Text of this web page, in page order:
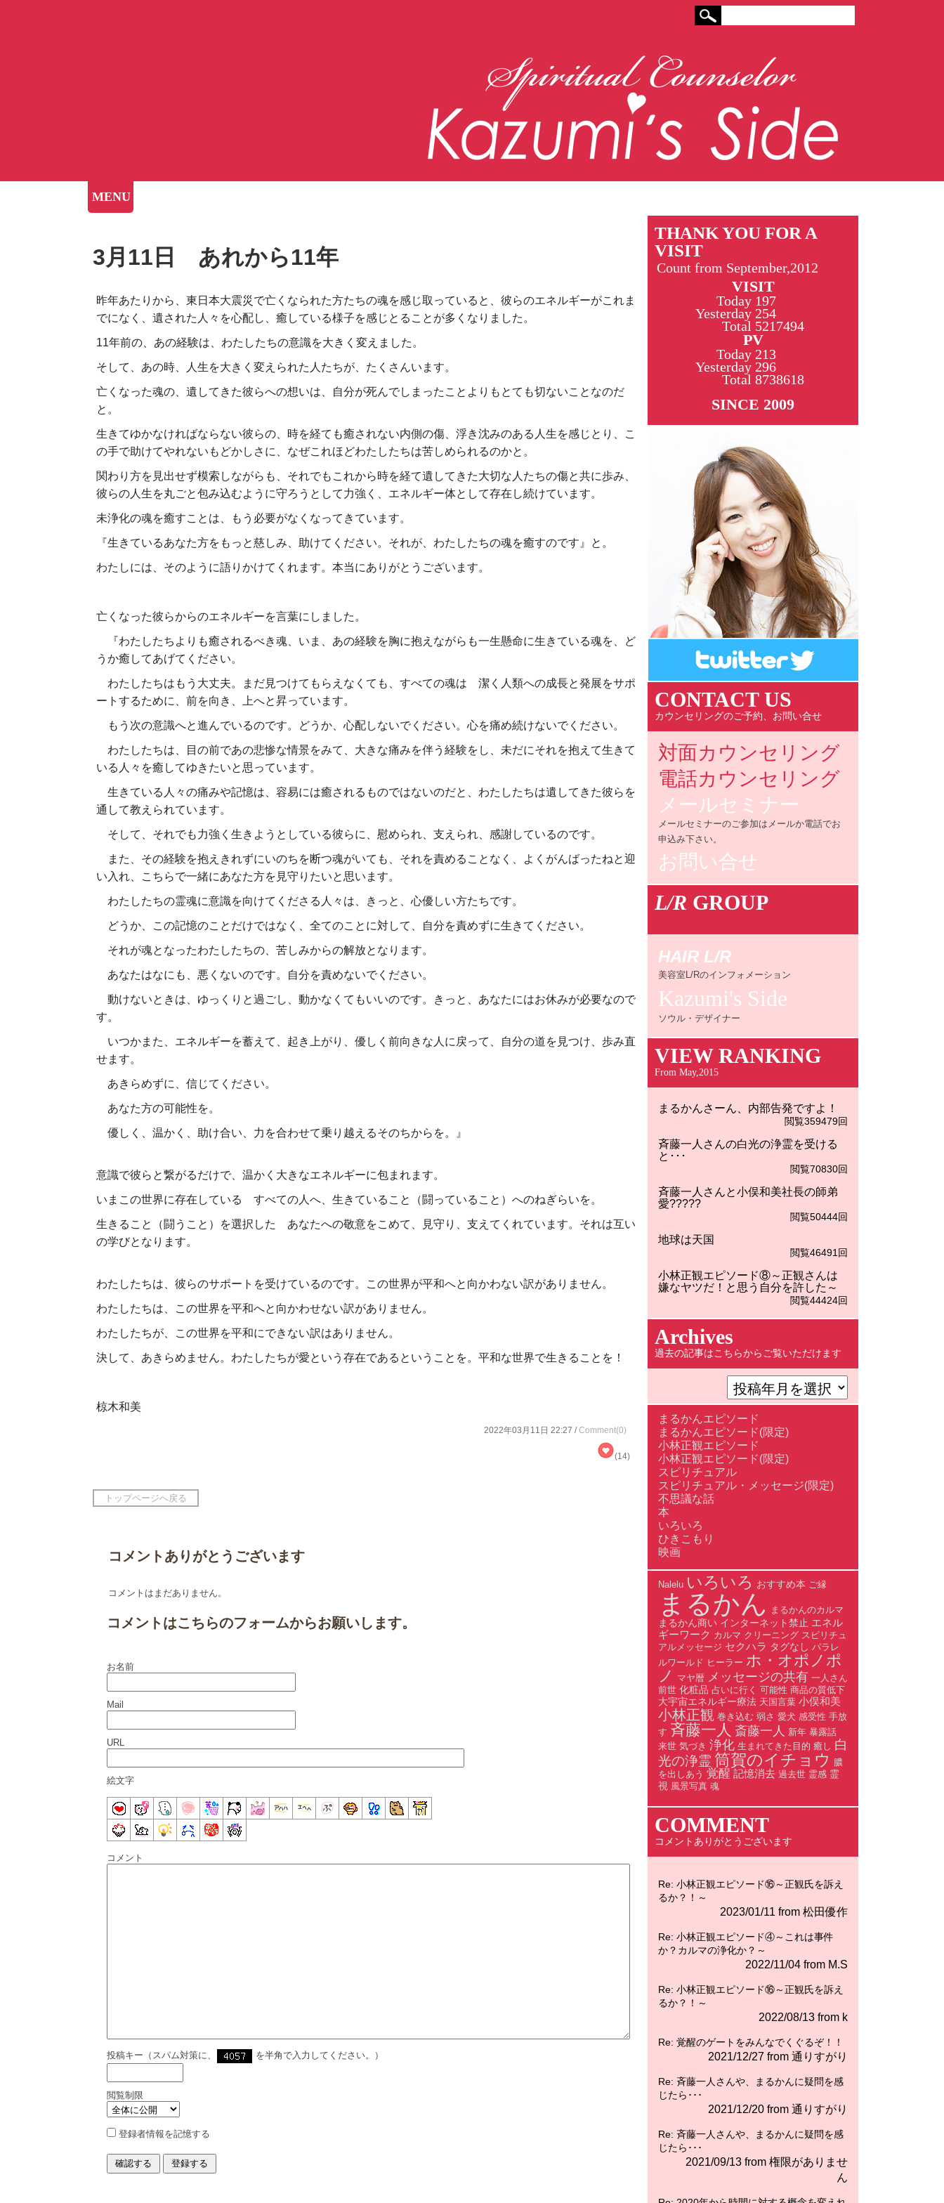
MENU
3月11日 あれから11年
昨年あたりから、東日本大震災で亡くなられた方たちの魂を感じ取っていると、彼らのエネルギーがこれま
でになく、遺された人々を心配し、癒している様子を感じとることが多くなりました。
11年前の、あの経験は、わたしたちの意識を大きく変えました。
そして、あの時、人生を大きく変えられた人たちが、たくさんいます。
亡くなった魂の、遺してきた彼らへの想いは、自分が死んでしまったことよりもとても切ないことなのだ
と。
生きてゆかなければならない彼らの、時を経ても癒されない内側の傷、浮き沈みのある人生を感じとり、こ
の手で助けてやれないもどかしさに、なぜこれほどわたしたちは苦しめられるのかと。
関わり方を見出せず模索しながらも、 それでもこれから時を経て遺してきた大切な人たちの傷と共に歩み、
彼らの人生を丸ごと包み込むように守ろうとして力強く、エネルギー体として存在 し続けています。
未浄化の魂を癒すことは、もう必要がなくなってきています。
『生きているあなた方をもっと慈しみ、助けてください。それが、わたしたちの魂を癒すのです』と。
わたしには、そのように語りかけてくれます。本当にありがとうございます。
亡くなった彼らからのエネルギーを言葉にしました。
『わたしたちよりも癒されるべき魂、いま、あの経験を胸に抱えながらも一生懸命に生きている魂を、ど
うか癒してあげてください。
わたしたちはもう大丈夫。まだ見つけてもらえなくても、すべての魂は 潔く人類への成長と発展をサポ
ートするために、前を向き、上へと昇っています。
もう次の意識へと進んでいるのです。どうか、心配しないでください。心を痛め続けないでください。
わたしたちは、目の前であの悲惨な情景をみて、大きな痛みを伴う経験をし、未だにそれを抱えて生きて
いる人々を癒してゆきたいと思っています。
生きている人々の痛みや記憶は、容易には癒されるものではないのだと、わたしたちは遺してきた彼らを
通して教えられています。
そして、それでも力強く生きようとしている彼らに、慰められ、支えられ、感謝しているのです。
また、その経験を抱えきれずにいのちを断つ魂がいても、それを責めることなく、よくがんばったねと迎
い入れ、こちらで一緒にあなた方を見守りたいと思います。
わたしたちの霊魂に意識を向けてくださる人々は、きっと、心優しい方たちです。
どうか、この記憶のことだけではなく、全てのことに対して、自分を責めずに生きてください。
それが魂となったわたしたちの、苦しみからの解放となります。
あなたはなにも、悪くないのです。自分を責めないでください。
動けないときは、ゆっくりと過ごし、動かなくてもいいのです。きっと、あなたにはお休みが必要なので
す。
いつかまた、エネルギーを蓄えて、起き上がり、優しく前向きな人に戻って、自分の道を見つけ、歩み直
せます。
あきらめずに、信じてください。
あなた方の可能性を。
優しく、温かく、助け合い、力を合わせて乗り越えるそのちからを。』
意識で彼らと繋がるだけで、温かく大きなエネルギーに包まれます。
いまこの世界に存在している すべての人へ、生きていること（闘っていること）へのねぎらいを。
生きること（闘うこと）を選択した あなたへの敬意をこめて、見守り、支えてくれています。それは互い
の学びとなります。
わたしたちは、彼らのサポートを受けているのです。 この世界が平和へと向かわない訳がありません。
わたしたちは、この世界を平和へと向かわせない訳がありません。
わたしたちが、この世界を平和にできない訳はありません。
決して、あきらめません。わたしたちが愛という存在であるということを。 平和な世界で生きることを！
椋木和美
2022年03月11日 22:27 /Comment(0)
(14)
トップページへ戻る
コメントありがとうございます
コメントはまだありません。
コメントはこちらのフォームからお願いします。
お名前
Mail
URL
絵文字
コメント
投稿キー（スパム対策に、 を半角で入力してください。）
閲覧制限
登録者情報を記憶する
THANK YOU FOR A
VISIT
Count from September,2012
VISIT
Today
Yesterday
Total
197
254
5217494
PV
Today
Yesterday
Total
213
296
8738618
SINCE 2009
CONTACT US
カウンセリングのご予約、お問い合せ
対面カウンセリング
電話カウンセリング
メールセミナー
メールセミナーのご参加はメールか電話でお
申込み下さい。
お問い合せ
L/R GROUP
HAIR L/R
美容室L/Rのインフォメーション
Kazumi's Side
ソウル・デザイナー
VIEW RANKING
From May,2015
まるかんさーん、内部告発ですよ！
閲覧359479回
斉藤一人さんの白光の浄霊を受ける
と･･･
閲覧70830回
斉藤一人さんと小俣和美社長の師弟
愛?????
閲覧50444回
地球は天国
閲覧46491回
小林正観エピソード⑧～正観さんは
嫌なヤツだ！と思う自分を許した～
閲覧44424回
Archives
過去の記事はこちらからご覧いただけます
まるかんエピソード
まるかんエピソード(限定)
小林正観エピソード
小林正観エピソード(限定)
スピリチュアル
スピリチュアル・メッセージ(限定)
不思議な話
本
いろいろ
ひきこもり
映画
Nalelu いろいろ おすすめ本 ご縁
まるかん まるかんのカルマ
まるかん商い インターネット禁止 エネル
ギーワーク カルマ クリーニング スピリチュ
アルメッセージ セクハラ タグなし パラレ
ルワールド ヒーラー ホ・オポノポ
ノ
マヤ暦 メッセージの共有 一人さん
前世 化粧品 占いに行く 可能性 商品の質低下
大宇宙エネルギー療法 天国言葉 小俣和美
小林正観 巻き込む 弱さ 愛犬 感受性 手放
す 斉藤一人 斎藤一人 新年 暴露話
来世 気づき 浄化 生まれてきた目的 癒し 白
光の浄霊 筒賀のイチョウ 膿
を出しあう 覚醒 記憶消去 過去世 霊感 霊
視 風景写真 魂
COMMENT
コメントありがとうございます
Re: 小林正観エピソード⑯～正観氏を訴え
るか？！～
2023/01/11 from 松田優作
Re: 小林正観エピソード④～これは事件
か？カルマの浄化か？～
2022/11/04 from M.S
Re: 小林正観エピソード⑯～正観氏を訴え
るか？！～
2022/08/13 from k
Re: 覚醒のゲートをみんなでくぐるぞ！！
2021/12/27 from 通りすがり
Re: 斉藤一人さんや、まるかんに疑問を感
じたら･･･
2021/12/20 from 通りすがり
Re: 斉藤一人さんや、まるかんに疑問を感
じたら･･･
2021/09/13 from 権限がありませ
ん